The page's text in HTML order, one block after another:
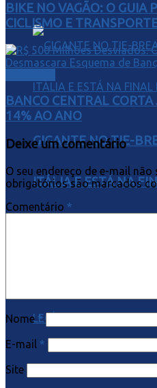
GIGANTE NO TIE-
ITÁLIA E ESTÁ NA
LEI DO SPRAY DE
BIKE NO VAGÃO: O GUIA
CICLISMO E
BANCO CENTRAL CORTA
14% AO ANO
Deixe um comentário
O seu endereço de e-mail não
obrigatórios são marcados
Comentário *
Nome*
E-mail *
Site